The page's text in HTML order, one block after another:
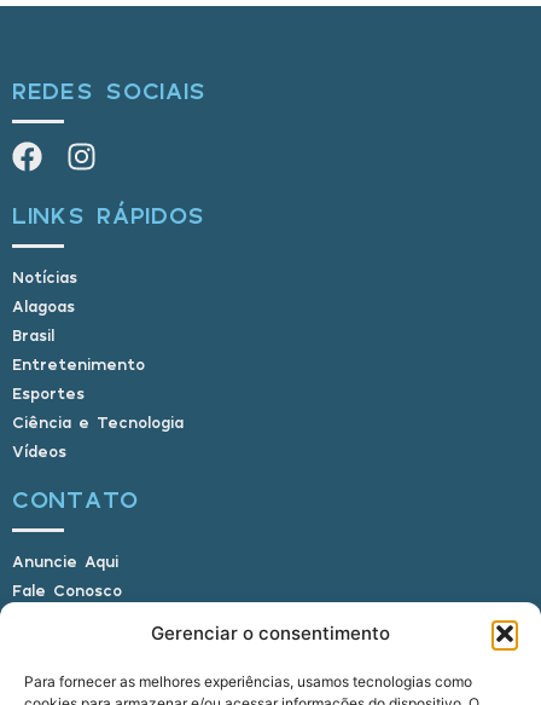
Gerenciar o consentimento
Para fornecer as melhores experiências, usamos tecnologias como
REDES SOCIAIS
LINKS RÁPIDOS
Notícias
Alagoas
Brasil
Entretenimento
Esportes
Ciência e Tecnologia
Vídeos
CONTATO
Anuncie Aqui
Fale Conosco